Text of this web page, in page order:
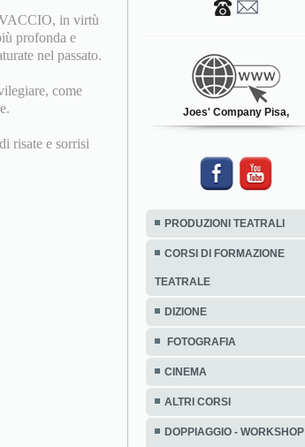
in virtù
profonda e
nel passato.
come
risate e sorrisi
Joes' Company Pisa,
PRODUZIONI TEATRALI
CORSI DI FORMAZIONE
TEATRALE
DIZIONE
FOTOGRAFIA
CINEMA
ALTRI CORSI
DOPPIAGGIO - WORKSHOP